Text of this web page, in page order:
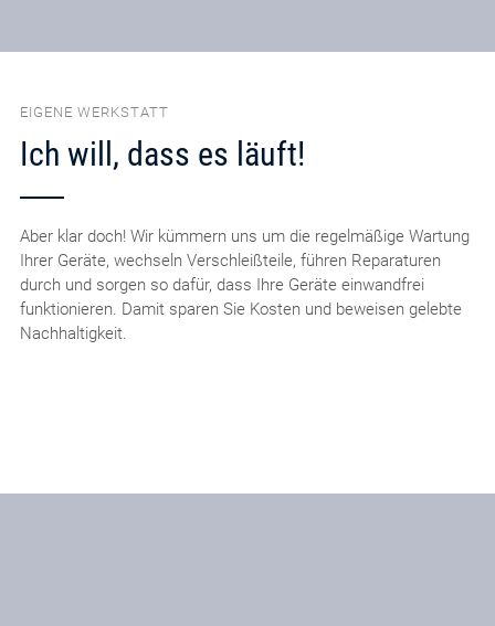
EIGENE WERKSTATT
Ich will, dass es läuft!
Aber klar doch! Wir kümmern uns um die regelmäßige Wartung
Ihrer Geräte, wechseln Verschleißteile, führen Reparaturen
durch und sorgen so dafür, dass Ihre Geräte einwandfrei
funktionieren. Damit sparen Sie Kosten und beweisen gelebte
Nachhaltigkeit.